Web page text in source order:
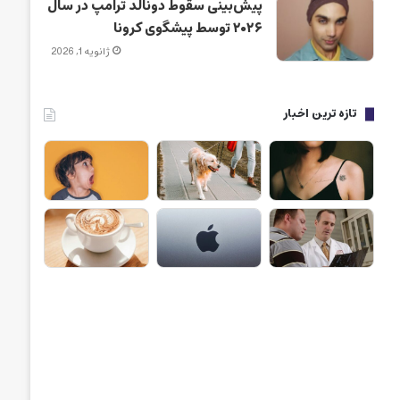
پیش‌بینی سقوط دونالد ترامپ در سال
۲۰۲۶ توسط پیشگوی کرونا
ژانویه 1, 2026
تازه ترین اخبار